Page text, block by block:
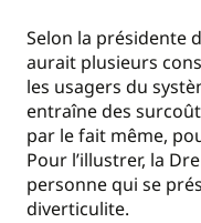
Selon la présidente
aurait plusieurs
les usagers du
entraîne des
par le fait même,
Pour l’illustrer, la
personne qui se
diverticulite.